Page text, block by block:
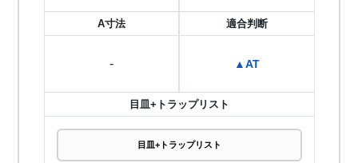
A寸法
-
適合判断
▲AT
目皿+トラップリスト
目皿+トラップリスト